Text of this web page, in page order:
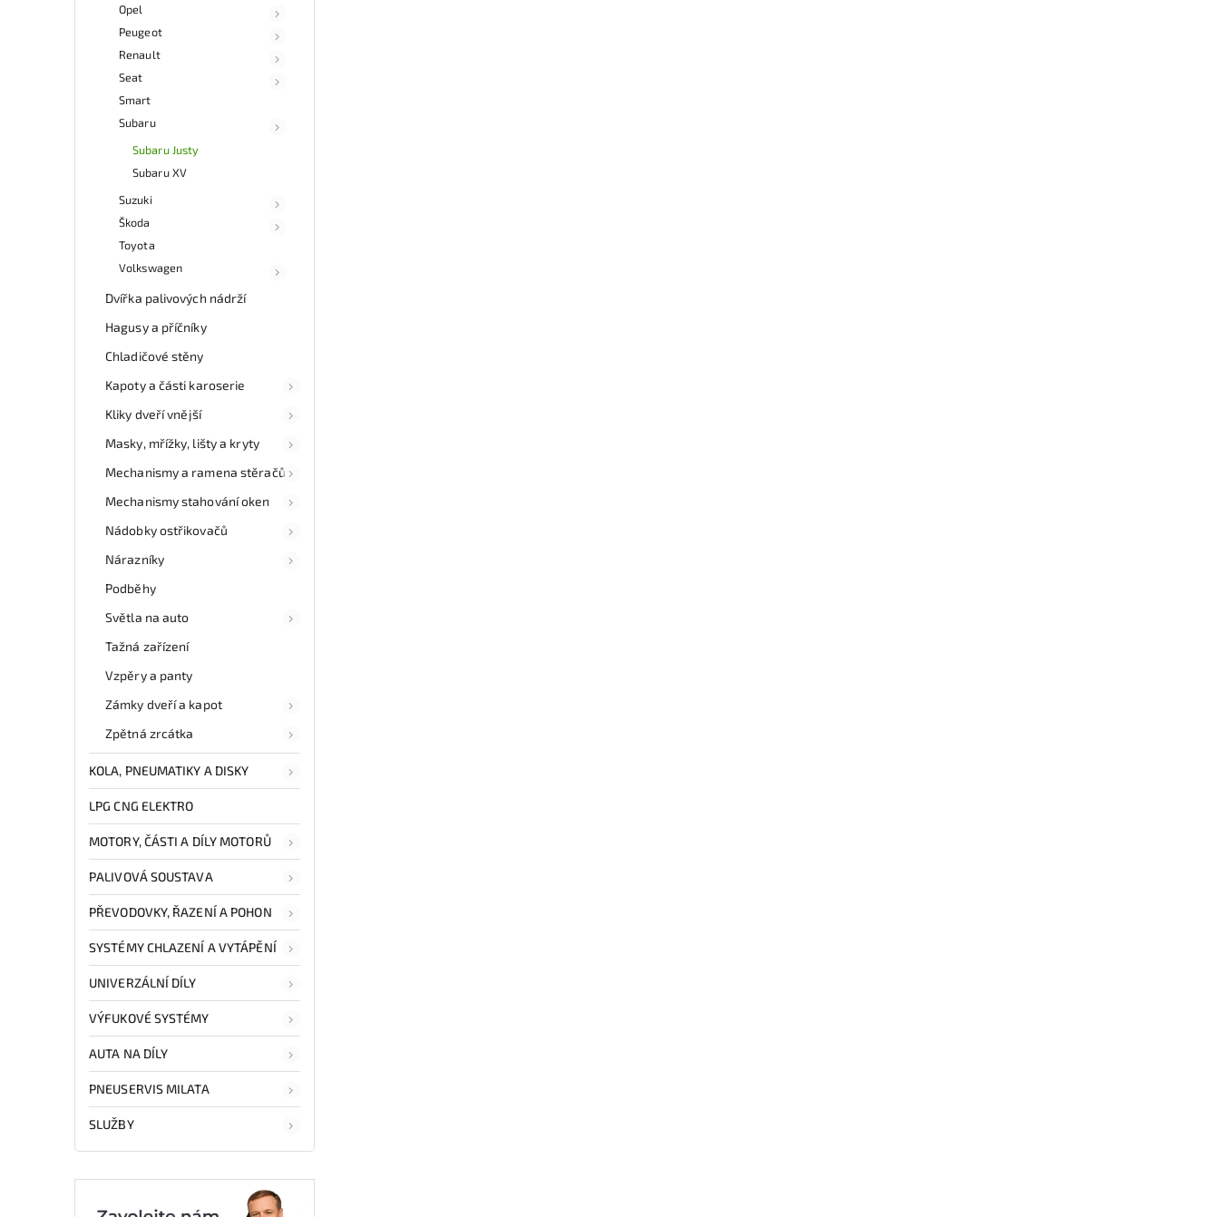
Opel
Peugeot
Renault
Seat
Smart
Subaru
Subaru Justy
Subaru XV
Suzuki
Škoda
Toyota
Volkswagen
Dvířka palivových nádrží
Hagusy a příčníky
Chladičové stěny
Kapoty a části karoserie
Kliky dveří vnější
Masky, mřížky, lišty a kryty
Mechanismy a ramena stěračů
Mechanismy stahování oken
Nádobky ostřikovačů
Nárazníky
Podběhy
Světla na auto
Tažná zařízení
Vzpěry a panty
Zámky dveří a kapot
Zpětná zrcátka
KOLA, PNEUMATIKY A DISKY
LPG CNG ELEKTRO
MOTORY, ČÁSTI A DÍLY MOTORŮ
PALIVOVÁ SOUSTAVA
PŘEVODOVKY, ŘAZENÍ A POHON
SYSTÉMY CHLAZENÍ A VYTÁPĚNÍ
UNIVERZÁLNÍ DÍLY
VÝFUKOVÉ SYSTÉMY
AUTA NA DÍLY
PNEUSERVIS MILATA
SLUŽBY